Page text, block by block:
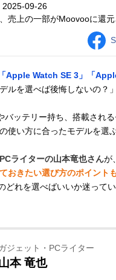
2025-09-26
上の一部がMoovooに還元
Apple Watch SE 3」「
ルを選べば後悔しないの？
バッテリー持ち、搭載され
使い方に合ったモデルを選
ライターの山本竜也さんが
おきたい選び方のポイント
れを選べばいいか迷って
ジェット・PCライター
本 竜也